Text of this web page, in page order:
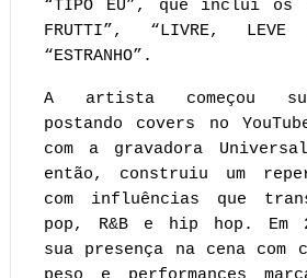
“TIPO EU”, que inclui os
FRUTTI”, “LIVRE,
“ESTRANHO”.
A artista começou
postando covers no
com a gravadora
então, construiu um
com influências que
pop, R&B e hip hop. Em
sua presença na cena com